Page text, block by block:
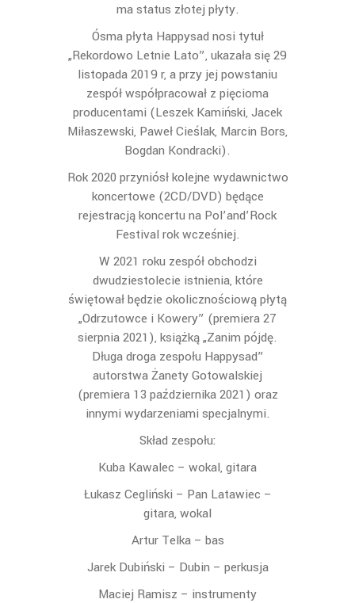
ma status złotej płyty.
Ósma płyta Happysad nosi tytuł
„Rekordowo Letnie Lato”, ukazała się 29
listopada 2019 r, a przy jej powstaniu
zespół współpracował z pięcioma
producentami (Leszek Kamiński, Jacek
Miłaszewski, Paweł Cieślak, Marcin Bors,
Bogdan Kondracki).
Rok 2020 przyniósł kolejne wydawnictwo
koncertowe (2CD/DVD) będące
rejestracją koncertu na Pol’and’Rock
Festival rok wcześniej.
W 2021 roku zespół obchodzi
dwudziestolecie istnienia, które
świętował będzie okolicznościową płytą
„Odrzutowce i Kowery” (premiera 27
sierpnia 2021), książką „Zanim pójdę.
Długa droga zespołu Happysad”
autorstwa Żanety Gotowalskiej
(premiera 13 października 2021) oraz
innymi wydarzeniami specjalnymi.
Skład zespołu:
Kuba Kawalec – wokal, gitara
Łukasz Cegliński – Pan Latawiec –
gitara, wokal
Artur Telka – bas
Jarek Dubiński – Dubin – perkusja
Maciej Ramisz – instrumenty